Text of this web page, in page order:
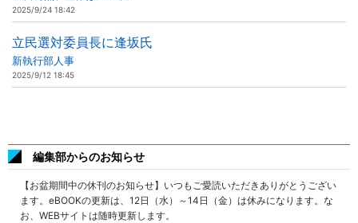
2025/9/24 18:42
立民選対委員長に逢坂氏
新執行部人事
2025/9/12 18:45
編集部からのお知らせ
【お盆期間中の休刊のお知らせ】いつもご愛読いただきありがとうござい
ます。eBOOKの更新は、12日（水）～14日（金）は休みになります。な
お、WEBサイトは随時更新します。